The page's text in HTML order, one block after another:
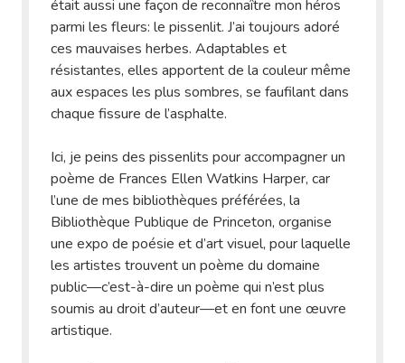
était aussi une façon de reconnaître mon héros
parmi les fleurs: le pissenlit. J’ai toujours adoré
ces mauvaises herbes. Adaptables et
résistantes, elles apportent de la couleur même
aux espaces les plus sombres, se faufilant dans
chaque fissure de l’asphalte.
Ici, je peins des pissenlits pour accompagner un
poème de Frances Ellen Watkins Harper, car
l’une de mes bibliothèques préférées, la
Bibliothèque Publique de Princeton, organise
une expo de poésie et d’art visuel, pour laquelle
les artistes trouvent un poème du domaine
public—c’est-à-dire un poème qui n’est plus
soumis au droit d’auteur—et en font une œuvre
artistique.